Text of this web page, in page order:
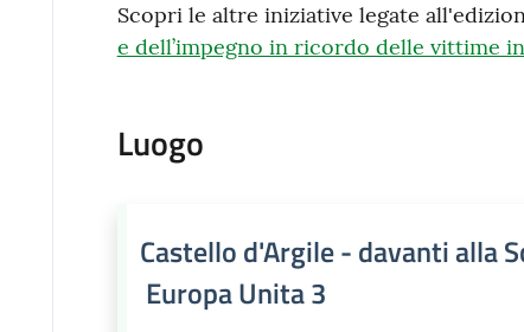
Scopri le altre iniziative legate
e dell’impegno in ricordo delle vittime
Luogo
Castello d'Argile - davanti alla
Europa Unita 3